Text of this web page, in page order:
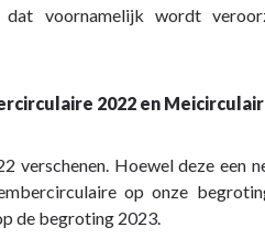
voornamelijk wordt
2022 en
verschenen. Hoewel deze een
op onze
de begroting 2023.